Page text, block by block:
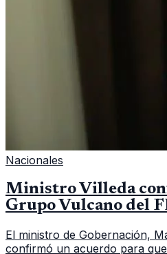
Nacionales
Ministro Villeda
Grupo Vulcano del
El ministro de Gobernación,
confirmó un acuerdo para